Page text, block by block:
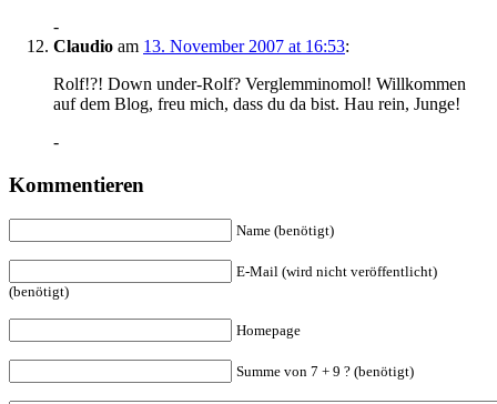
-
Claudio am 13. November 2007 at 16:53:
Rolf!?! Down under-Rolf? Verglemminomol! Willkommen
auf dem Blog, freu mich, dass du da bist. Hau rein, Junge!
-
Kommentieren
Name (benötigt)
E-Mail (wird nicht veröffentlicht)
(benötigt)
Homepage
Summe von 7 + 9 ? (benötigt)